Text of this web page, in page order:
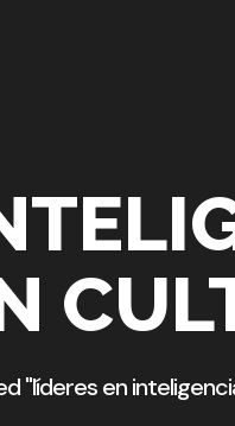
"líderes en